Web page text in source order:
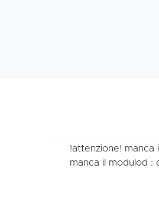
!attenzione!
manca il modulod :